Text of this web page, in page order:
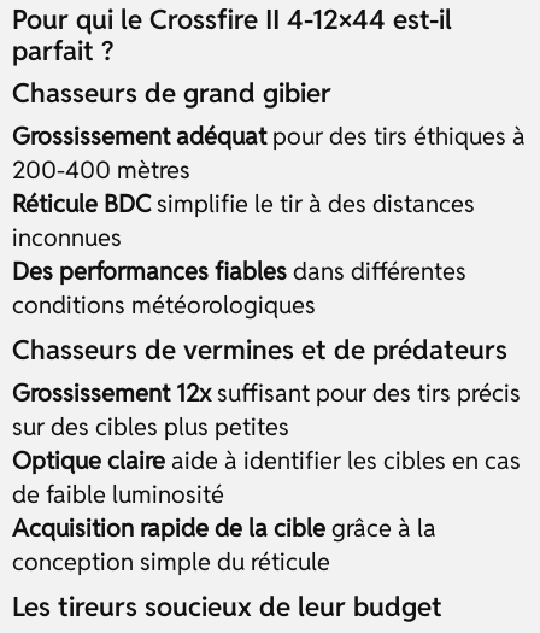
Pour qui le Crossfire II 4-12×44 est-il
parfait ?
Chasseurs de grand gibier
Grossissement adéquatpour des tirs éthiques à
200-400 mètres
Réticule BDCsimplifie le tir à des distances
inconnues
Des performances fiablesdans différentes
conditions météorologiques
Chasseurs de vermines et de prédateurs
Grossissement 12xsuffisant pour des tirs précis
sur des cibles plus petites
Optique claire aide à identifier les cibles en cas
de faible luminosité
Acquisition rapide de la ciblegrâce à la
conception simple du réticule
Les tireurs soucieux de leur budget